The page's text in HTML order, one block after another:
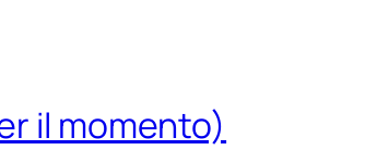
il momento)